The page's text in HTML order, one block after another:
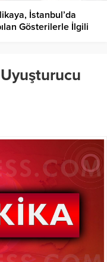
İstanbul’da
Gösterilerle İlgili